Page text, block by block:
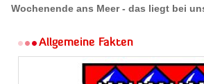
Wochenende ans Meer - das liegt bei
Allgemeine Fakten